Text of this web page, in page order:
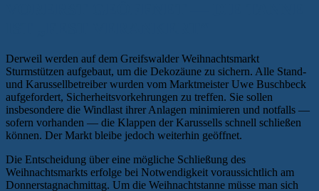
Derweil werden auf dem Greifswalder Weihnachtsmarkt
Sturmstützen aufgebaut, um die Dekozäune zu sichern. Alle Stand-
und Karussellbetreiber wurden vom Marktmeister Uwe Buschbeck
aufgefordert, Sicherheitsvorkehrungen zu treffen. Sie sollen
insbesondere die Windlast ihrer Anlagen minimieren und notfalls —
sofern vorhanden — die Klappen der Karussells schnell schließen
können. Der Markt bleibe jedoch weiterhin geöffnet.
Die Entscheidung über eine mögliche Schließung des
Weihnachtsmarkts erfolge bei Notwendigkeit voraussichtlich am
Donnerstagnachmittag. Um die Weihnachtstanne müsse man sich